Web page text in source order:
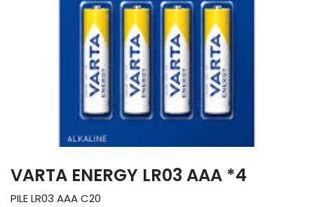
VARTA ENERGY LR03 AAA *4
PILE LR03 AAA C20